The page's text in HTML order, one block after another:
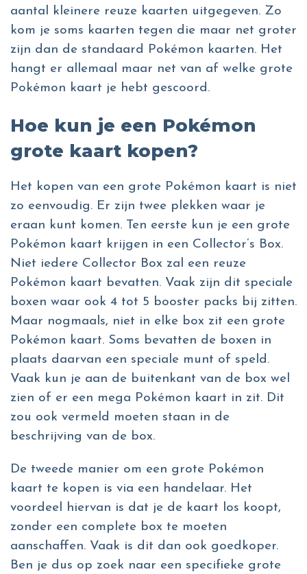
aantal kleinere reuze kaarten uitgegeven. Zo
kom je soms kaarten tegen die maar net groter
zijn dan de standaard Pokémon kaarten. Het
hangt er allemaal maar net van af welke grote
Pokémon kaart je hebt gescoord.
Hoe kun je een Pokémon
grote kaart kopen?
Het kopen van een grote Pokémon kaart is niet
zo eenvoudig. Er zijn twee plekken waar je
eraan kunt komen. Ten eerste kun je een grote
Pokémon kaart krijgen in een Collector’s Box.
Niet iedere Collector Box zal een reuze
Pokémon kaart bevatten. Vaak zijn dit speciale
boxen waar ook 4 tot 5 booster packs bij zitten.
Maar nogmaals, niet in elke box zit een grote
Pokémon kaart. Soms bevatten de boxen in
plaats daarvan een speciale munt of speld.
Vaak kun je aan de buitenkant van de box wel
zien of er een mega Pokémon kaart in zit. Dit
zou ook vermeld moeten staan in de
beschrijving van de box.
De tweede manier om een grote Pokémon
kaart te kopen is via een handelaar. Het
voordeel hiervan is dat je de kaart los koopt,
zonder een complete box te moeten
aanschaffen. Vaak is dit dan ook goedkoper.
Ben je dus op zoek naar een specifieke grote